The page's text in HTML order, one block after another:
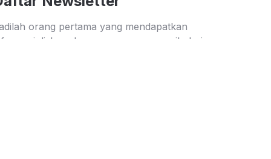
orang pertama yang mendapatkan
diskon dan penawaran menarik dari